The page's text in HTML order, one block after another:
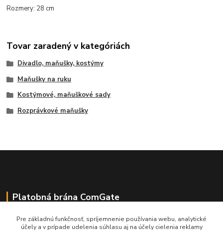
Rozmery: 28 cm
Tovar zaradený v kategóriách
Divadlo, maňušky, kostýmy
Maňušky na ruku
Kostýmové, maňuškové sady
Rozprávkové maňušky
Platobná brána ComGate
Pre základnú funkčnosť, spríjemnenie používania webu, analytické
účely a v prípade udelenia súhlasu aj na účely cielenia reklamy